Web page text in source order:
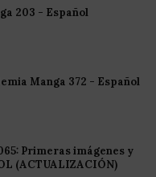
203 - Español
Manga 372 - Español
Primeras imágenes y
(ACTUALIZACIÓN)